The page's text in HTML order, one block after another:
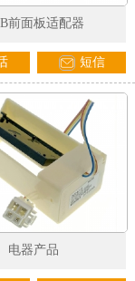
前面板适配器
短信
电器产品